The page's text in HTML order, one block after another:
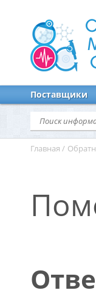
Поставщики
Главная /